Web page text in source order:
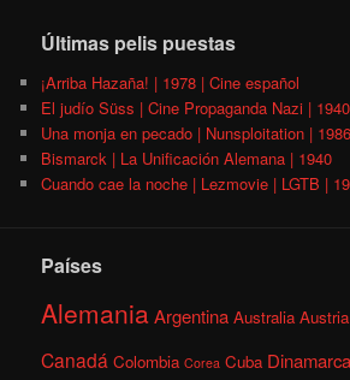
Últimas pelis puestas
¡Arriba Hazaña! | 1978 | Cine español
El judío Süss | Cine Propaganda Nazi | 1940
Una monja en pecado | Nunsploitation | 1986
Bismarck | La Unificación Alemana | 1940
Cuando cae la noche | Lezmovie | LGTB |
Países
AlemaniaArgentina Australia Austria
Canadá Colombia Corea Cuba Dinamarca